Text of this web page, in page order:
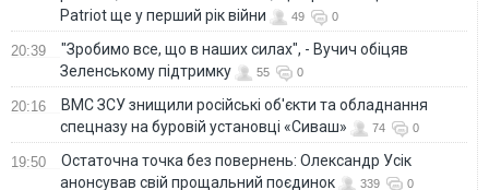
Patriot ще у перший рік війни
49 0
20:39
"Зробимо все, що в наших силах", - Вучич обіцяв
Зеленському підтримку
55 0
20:16
ВМС ЗСУ знищили російські об'єкти та обладнання
спецназу на буровій установці «Сиваш»
74 0
19:50
Остаточна точка без повернень: Олександр Усік
анонсував свій прощальний поєдинок
339 0